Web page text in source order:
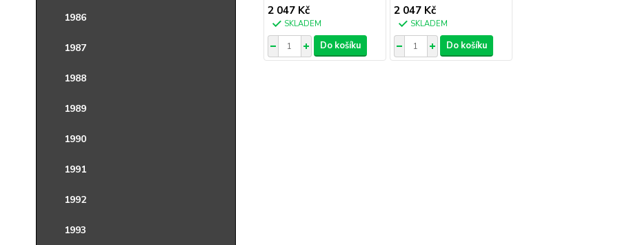
1986
1987
1988
1989
1990
1991
1992
1993
2 047 Kč
SKLADEM
Do košíku
2 047 Kč
SKLADEM
Do košíku